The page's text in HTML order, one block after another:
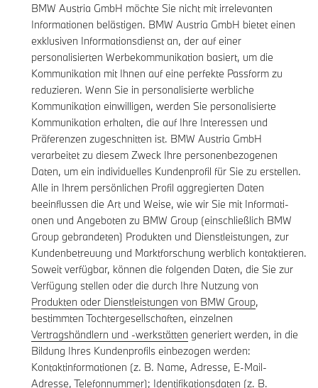
BMW Austria GmbH möchte Sie nicht mit irrelevanten
Informationen belästigen. BMW Austria GmbH bietet einen
exklusiven Informationsdienst an, der auf einer
personalisierten Werbekommunikation basiert, um die
Kommunikation mit Ihnen auf eine perfekte Passform zu
reduzieren. Wenn Sie in personalisierte werbliche
Kommunikation einwilligen, werden Sie personalisierte
Kommunikation erhalten, die auf Ihre Interessen und
Präferenzen zugeschnitten ist. BMW Austria GmbH
verarbeitet zu diesem Zweck Ihre personenbezogenen
Daten, um ein individuelles Kundenprofil für Sie zu erstellen.
Alle in Ihrem persönlichen Profil aggregierten Daten
beeinflussen die Art und Weise, wie wir Sie mit Informati-
onen und Angeboten zu BMW Group (einschließlich BMW
Group gebrandeten) Produkten und Dienstleistungen, zur
Kundenbetreuung und Marktforschung werblich kontaktieren.
Soweit verfügbar, können die folgenden Daten, die Sie zur
Verfügung stellen oder die durch Ihre Nutzung von
Produkten oder Dienstleistungen von BMW Group,
bestimmten Tochtergesellschaften, einzelnen
Vertragshändlern und -werkstätten generiert werden, in die
Bildung Ihres Kundenprofils einbezogen werden:
Kontaktinformationen (z. B. Name, Adresse, E-Mail-
Adresse, Telefonnummer); Identifikationsdaten (z. B.